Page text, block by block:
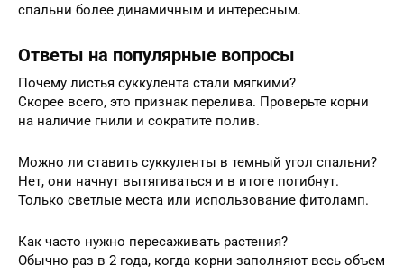
спальни более динамичным и интересным.
Ответы на популярные вопросы
Почему листья суккулента стали мягкими?
Скорее всего, это признак перелива. Проверьте корни
на наличие гнили и сократите полив.
Можно ли ставить суккуленты в темный угол спальни?
Нет, они начнут вытягиваться и в итоге погибнут.
Только светлые места или использование фитоламп.
Как часто нужно пересаживать растения?
Обычно раз в 2 года, когда корни заполняют весь объем